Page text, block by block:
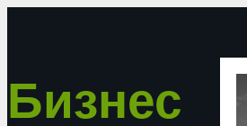
Бизнес